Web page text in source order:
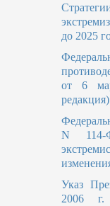
до 2025
от 6
редакция)
N 114-
Указ
2006